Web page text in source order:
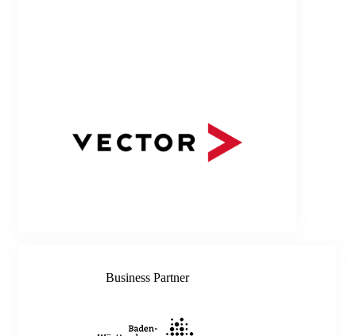
Business Partner